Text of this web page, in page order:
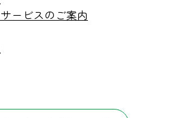
ービスのご案内